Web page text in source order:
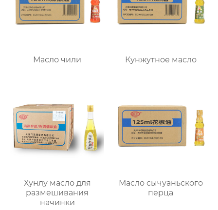
Масло чили Кунжутное масло
Хунлу масло для
размешивания
начинки
Масло сычуаньского
перца